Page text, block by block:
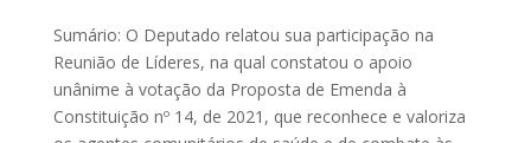
Sumário: O Deputado relatou sua participação na
Reunião de Líderes, na qual constatou o apoio
unânime à votação da Proposta de Emenda à
Constituição nº 14, de 2021, que reconhece e valoriza